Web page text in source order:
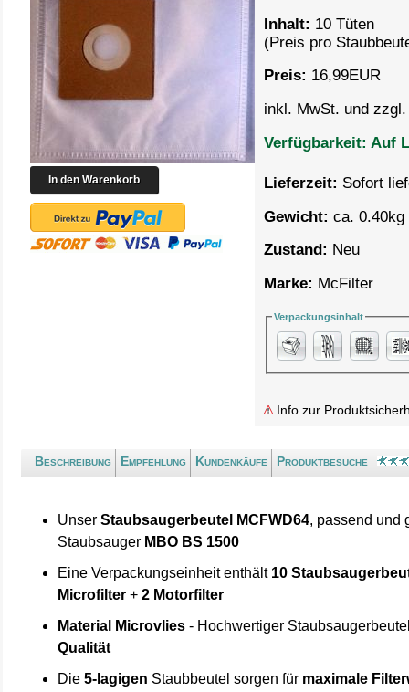
Inhalt: 10 Tüten
(Preis pro
Preis: 16,99EUR
inkl. MwSt. und
Verfügbarkeit: Auf
Lieferzeit: Sofort
Gewicht: ca. 0.40kg
Zustand: Neu
Marke: McFilter
Verpackungsinhalt
Info zur
Beschreibung Empfehlung Kundenkäufe Produktbesuche
UnserStaubsaugerbeutel MCFWD64, passend und
Staubsauger MBO BS 1500
Eine Verpackungseinheit enthält 10
Microfilter +2 Motorfilter
Material Microvlies - Hochwertiger
Qualität
Die5-lagigen Staubbeutel sorgen für maximale